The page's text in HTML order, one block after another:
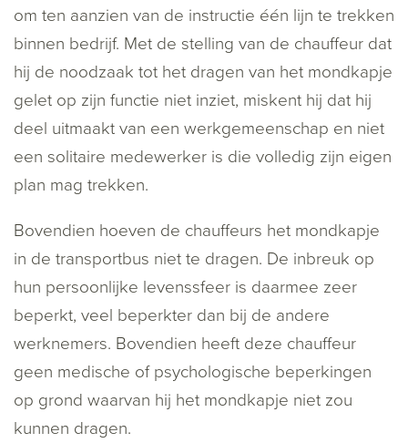
om ten aanzien van de instructie één lijn te trekken
binnen bedrijf. Met de stelling van de chauffeur dat
hij de noodzaak tot het dragen van het mondkapje
gelet op zijn functie niet inziet, miskent hij dat hij
deel uitmaakt van een werkgemeenschap en niet
een solitaire medewerker is die volledig zijn eigen
plan mag trekken.
Bovendien hoeven de chauffeurs het mondkapje
in de transportbus niet te dragen. De inbreuk op
hun persoonlijke levenssfeer is daarmee zeer
beperkt, veel beperkter dan bij de andere
werknemers. Bovendien heeft deze chauffeur
geen medische of psychologische beperkingen
op grond waarvan hij het mondkapje niet zou
kunnen dragen.